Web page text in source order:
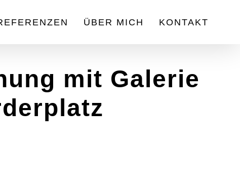
ÜBER MICH KONTAKT
mit Galerie